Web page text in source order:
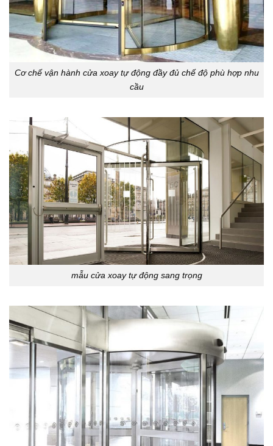
Cơ chế vận hành cửa xoay tự động đầy đủ chế độ phù hợp nhu
cầu
mẫu cửa xoay tự động sang trọng